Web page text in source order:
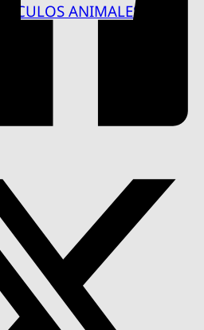
VÍNCULOS ANIMALES